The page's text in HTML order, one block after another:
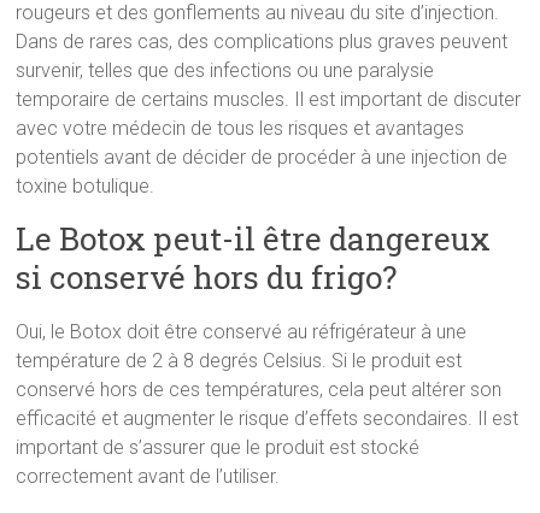
rougeurs et des gonflements au niveau du site d’injection.
Dans de rares cas, des complications plus graves peuvent
survenir, telles que des infections ou une paralysie
temporaire de certains muscles. Il est important de discuter
avec votre médecin de tous les risques et avantages
potentiels avant de décider de procéder à une injection de
toxine botulique.
Le Botox peut-il être dangereux
si conservé hors du frigo?
Oui, le Botox doit être conservé au réfrigérateur à une
température de 2 à 8 degrés Celsius. Si le produit est
conservé hors de ces températures, cela peut altérer son
efficacité et augmenter le risque d’effets secondaires. Il est
important de s’assurer que le produit est stocké
correctement avant de l’utiliser.